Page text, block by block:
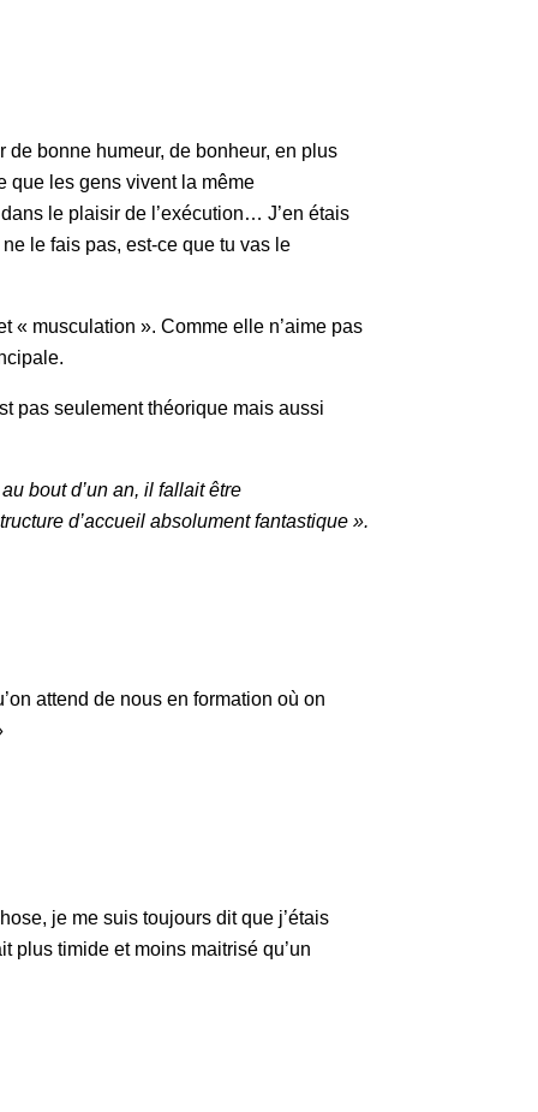
bonne humeur, de bonheur, en plus
que les gens vivent la même
le plaisir de l’exécution… J’en étais
le fais pas, est-ce que tu vas le
« musculation ». Comme elle n’aime pas
pas seulement théorique mais aussi
bout d’un an, il fallait être
d’accueil absolument fantastique ».
attend de nous en formation où on
je me suis toujours dit que j’étais
plus timide et moins maitrisé qu’un